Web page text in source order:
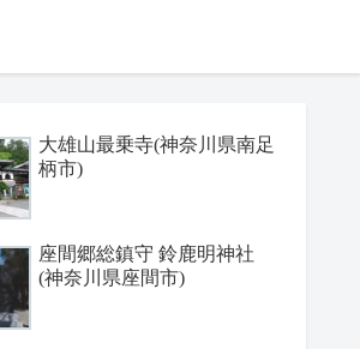
大雄山最乗寺(神奈川県南足
柄市)
座間郷総鎮守 鈴鹿明神社
(神奈川県座間市)